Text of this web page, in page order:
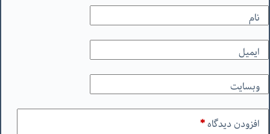
نام
ایمیل
وبسایت
افزودن دیدگاه*